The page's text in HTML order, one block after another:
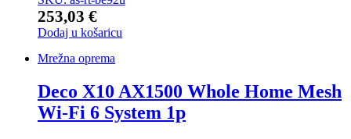
253,03 €
Dodaj u košaricu
Mrežna oprema
Deco X10 AX1500 Whole Home Mesh
Wi-Fi 6 System 1p